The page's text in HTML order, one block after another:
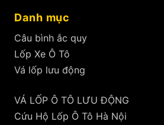
Danh mục
Câu bình ắc quy
Lốp Xe Ô Tô
Vá lốp lưu động
VÁ LỐP Ô TÔ LƯU ĐỘNG
Cứu Hộ Lốp Ô Tô Hà Nội